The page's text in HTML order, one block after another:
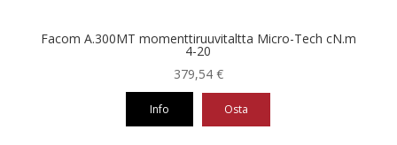
Facom A.300MT momenttiruuvitaltta Micro-Tech cN.m
4-20
379,54 €
Info Osta